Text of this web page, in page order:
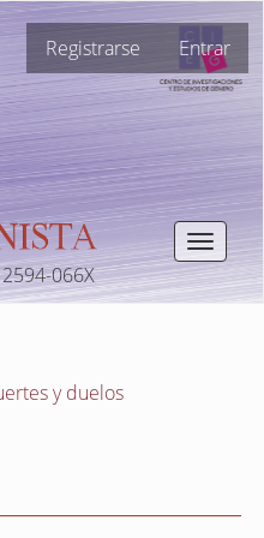
Registrarse Entrar
Toggle
066X
y duelos